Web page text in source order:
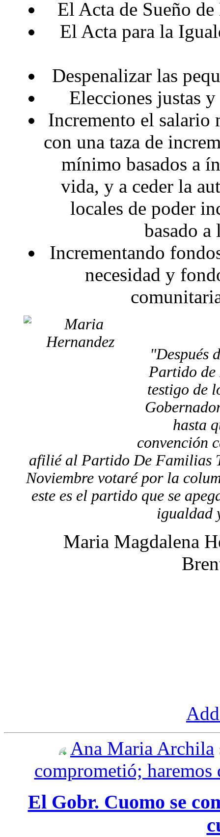
El Acta de Sueño
El Acta para la
Despenalizar las
Elecciones justas
Incremento el salario
con una taza de
mínimo basados a
vida, y a ceder la
locales de poder
basado
Incrementando
necesidad y
"Después
Partido
testigo de
hasta
convención
afilié al Partido De Familias
Noviembre votaré por la
este es el partido que se
igualdad
Maria Magdalena
Ana Maria Archila
comprometió;
El Gobr. Cuomo se